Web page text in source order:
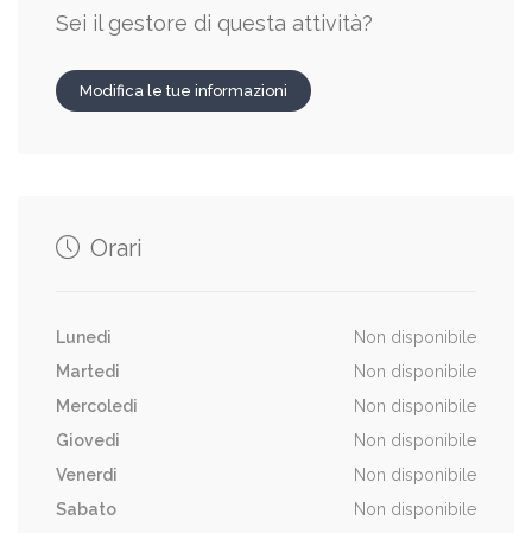
Sei il gestore di questa attività?
Modifica le tue informazioni
Orari
Lunedi
Non disponibile
Martedi
Non disponibile
Mercoledi
Non disponibile
Giovedi
Non disponibile
Venerdi
Non disponibile
Sabato
Non disponibile